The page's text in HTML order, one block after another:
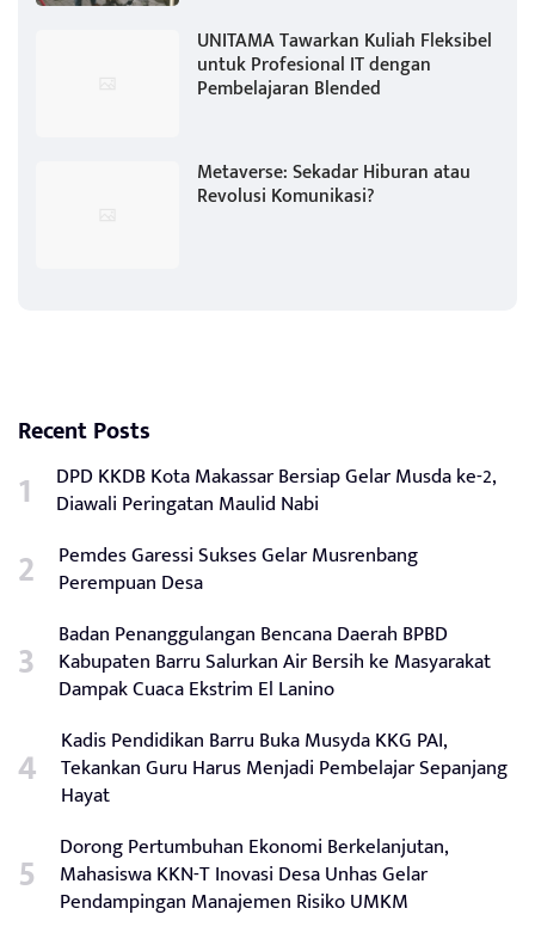
UNITAMA Tawarkan Kuliah Fleksibel
untuk Profesional IT dengan
Pembelajaran Blended
Metaverse: Sekadar Hiburan atau
Revolusi Komunikasi?
Recent Posts
DPD KKDB Kota Makassar Bersiap Gelar Musda ke-2,
Diawali Peringatan Maulid Nabi
Pemdes Garessi Sukses Gelar Musrenbang
Perempuan Desa
Badan Penanggulangan Bencana Daerah BPBD
Kabupaten Barru Salurkan Air Bersih ke Masyarakat
Dampak Cuaca Ekstrim El Lanino
Kadis Pendidikan Barru Buka Musyda KKG PAI,
Tekankan Guru Harus Menjadi Pembelajar Sepanjang
Hayat
Dorong Pertumbuhan Ekonomi Berkelanjutan,
Mahasiswa KKN-T Inovasi Desa Unhas Gelar
Pendampingan Manajemen Risiko UMKM